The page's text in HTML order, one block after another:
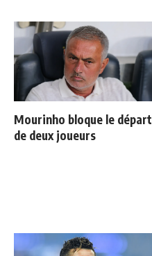
Mourinho bloque le départ
de deux joueurs